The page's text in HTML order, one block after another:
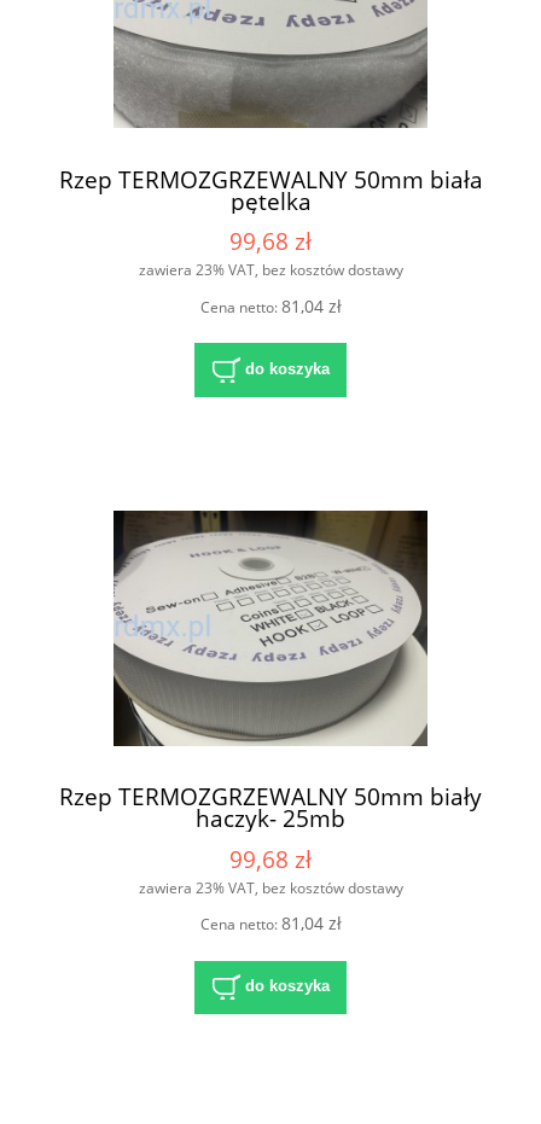
Rzep TERMOZGRZEWALNY 50mm biała
pętelka
99,68 zł
zawiera 23% VAT, bez kosztów dostawy
Cena netto:81,04 zł
do koszyka
Rzep TERMOZGRZEWALNY 50mm biały
haczyk- 25mb
99,68 zł
zawiera 23% VAT, bez kosztów dostawy
Cena netto:81,04 zł
do koszyka